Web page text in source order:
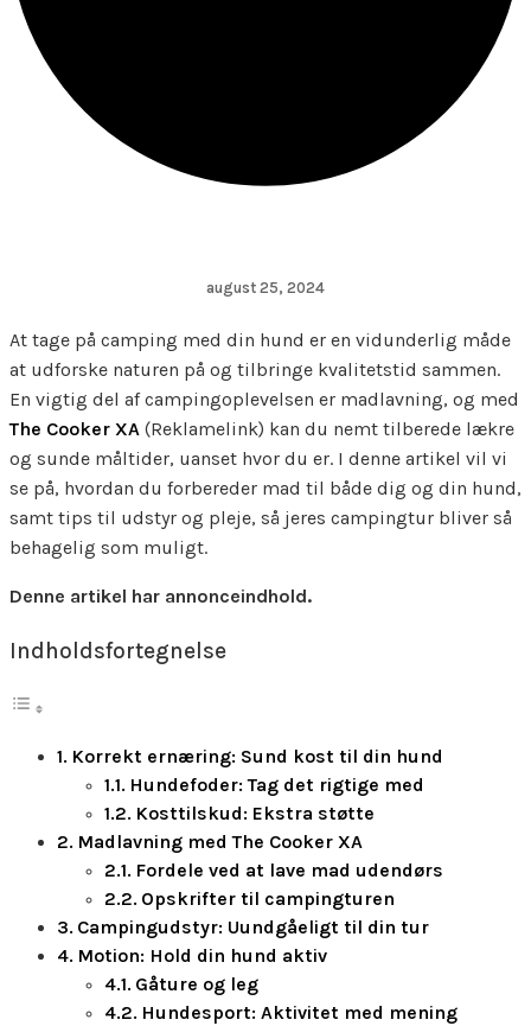
august 25, 2024
At tage på camping med din hund er en vidunderlig måde
at udforske naturen på og tilbringe kvalitetstid sammen.
En vigtig del af campingoplevelsen er madlavning, og med
The Cooker XA (Reklamelink) kan du nemt tilberede lækre
og sunde måltider, uanset hvor du er. I denne artikel vil vi
se på, hvordan du forbereder mad til både dig og din hund,
samt tips til udstyr og pleje, så jeres campingtur bliver så
behagelig som muligt.
Denne artikel har annonceindhold.
Indholdsfortegnelse
Korrekt ernæring: Sund kost til din hund
Hundefoder: Tag det rigtige med
Kosttilskud: Ekstra støtte
Madlavning med The Cooker XA
Fordele ved at lave mad udendørs
Opskrifter til campingturen
Campingudstyr: Uundgåeligt til din tur
Motion: Hold din hund aktiv
Gåture og leg
Hundesport: Aktivitet med mening